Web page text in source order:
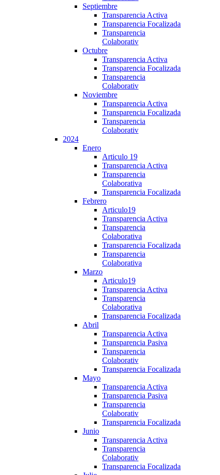
Septiembre
Transparencia Activa
Transparencia Focalizada
Transparencia
Colaborativ
Octubre
Transparencia Activa
Transparencia Focalizada
Transparencia
Colaborativ
Noviembre
Transparencia Activa
Transparencia Focalizada
Transparencia
Colaborativ
2024
Enero
Articulo 19
Transparencia Activa
Transparencia
Colaborativa
Transparencia Focalizada
Febrero
Articulo19
Transparencia Activa
Transparencia
Colaborativa
Transparencia Focalizada
Transparencia
Colaborativa
Marzo
Articulo19
Transparencia Activa
Transparencia
Colaborativa
Transparencia Focalizada
Abril
Transparencia Activa
Transparencia Pasiva
Transparencia
Colaborativ
Transparencia Focalizada
Mayo
Transparencia Activa
Transparencia Pasiva
Transparencia
Colaborativ
Transparencia Focalizada
Junio
Transparencia Activa
Transparencia
Colaborativ
Transparencia Focalizada